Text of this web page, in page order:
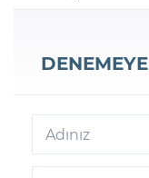
DENEMEYE
Adınız